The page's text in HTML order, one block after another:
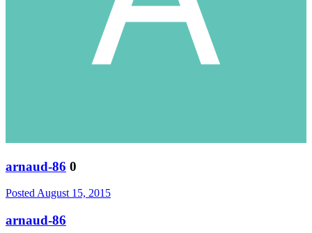
arnaud-86 0
Posted August 15, 2015
arnaud-86